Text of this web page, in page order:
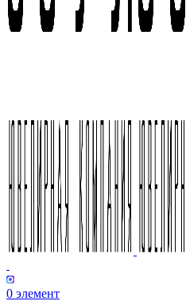
0 элемент